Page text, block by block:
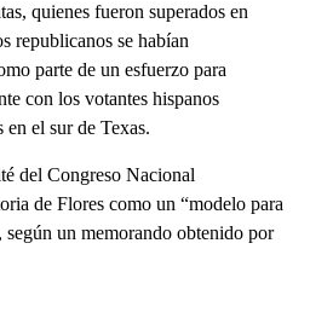
quienes fueron superados en
republicanos se habían
parte de un esfuerzo para
con los votantes hispanos
en el sur de Texas.
del Congreso Nacional
de Flores como un “modelo para
según un memorando obtenido por